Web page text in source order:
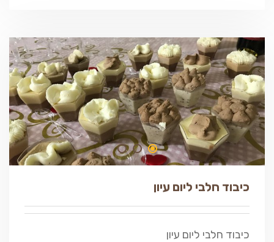
כיבוד חלבי ליום עיון
כיבוד חלבי ליום עיון